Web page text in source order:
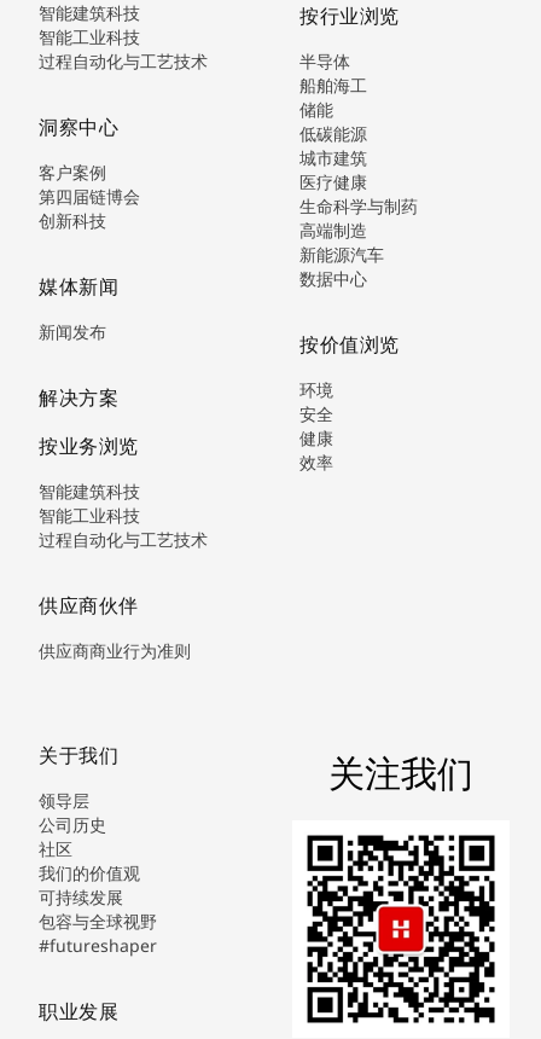
智能建筑科技
智能工业科技
过程自动化与工艺技术
洞察中心
客户案例
第四届链博会
创新科技
媒体新闻
新闻发布
解决方案
按业务浏览
智能建筑科技
智能工业科技
过程自动化与工艺技术
供应商伙伴
供应商商业行为准则
按行业浏览
半导体
船舶海工
储能
低碳能源
城市建筑
医疗健康
生命科学与制药
高端制造
新能源汽车
数据中心
按价值浏览
环境
安全
健康
效率
关于我们
领导层
公司历史
社区
我们的价值观
可持续发展
包容与全球视野
#futureshaper
职业发展
关注我们